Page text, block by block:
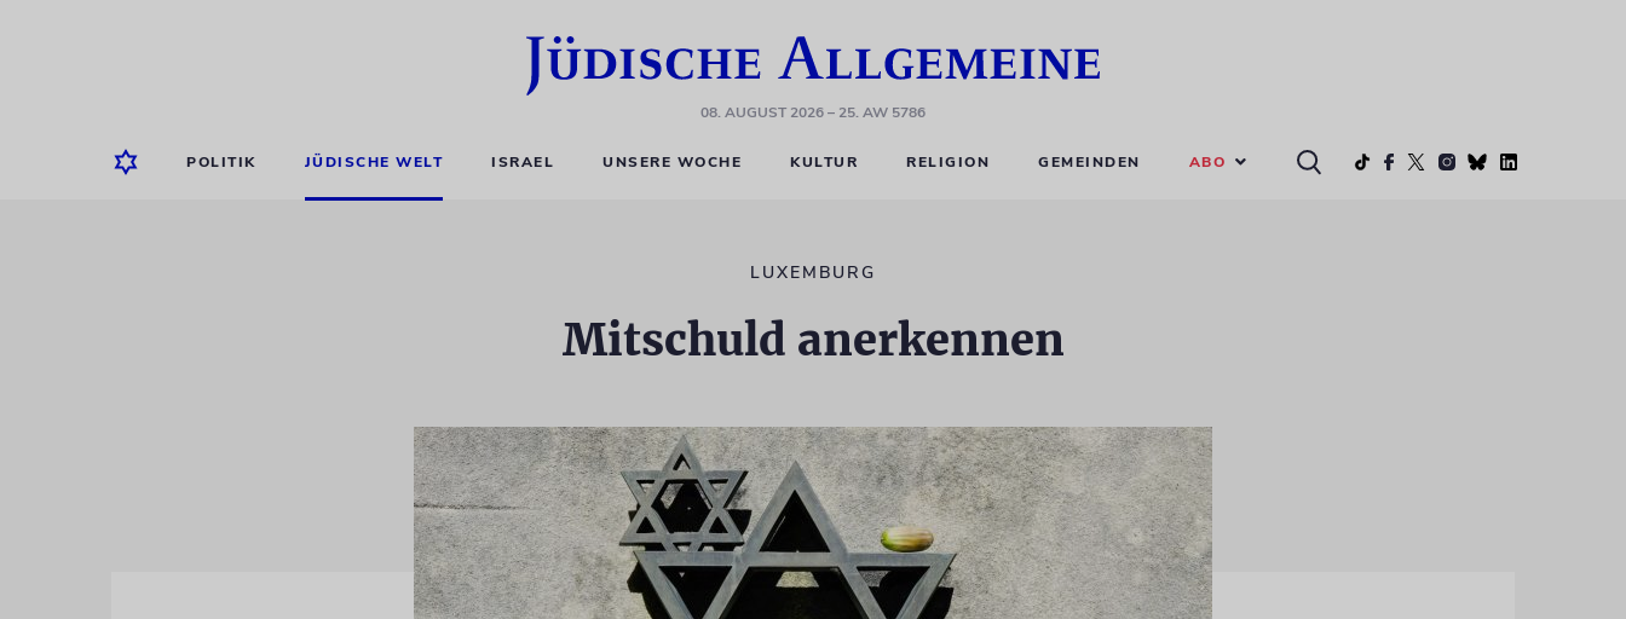
08. AUGUST 2026– 25. AW 5786
POLITIK JÜDISCHE WELT ISRAEL UNSERE WOCHE KULTUR RELIGION GEMEINDEN ABO
LUXEMBURG
Mitschuld anerkennen